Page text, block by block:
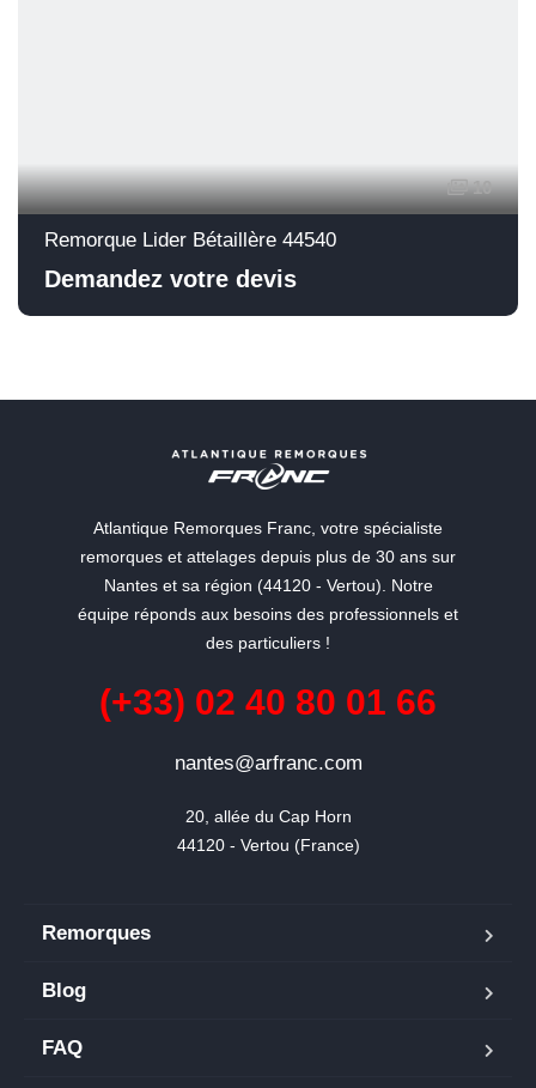
10
Remorque Lider Bétaillère 44540
Demandez votre devis
Atlantique Remorques Franc, votre spécialiste
remorques et attelages depuis plus de 30 ans sur
Nantes et sa région (44120 - Vertou). Notre
équipe réponds aux besoins des professionnels et
des particuliers !
(+33) 02 40 80 01 66
nantes@arfranc.com
20, allée du Cap Horn
44120 - Vertou (France)
Remorques
Blog
FAQ